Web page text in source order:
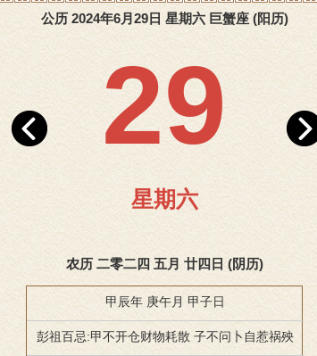
公历 2024年6月29日 星期六 巨蟹座 (阳历)
29
星期六
农历 二零二四 五月 廿四日 (阴历)
甲辰年 庚午月 甲子日
彭祖百忌:甲不开仓财物耗散 子不问卜自惹祸殃